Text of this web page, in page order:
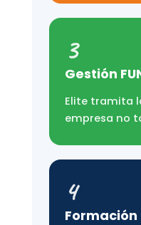
3
Gestión
Elite tramita
empresa no
4